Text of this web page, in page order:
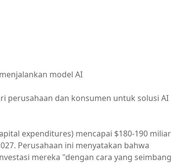
model AI
perusahaan dan konsumen untuk solusi AI
expenditures) mencapai $180-190 miliar
Perusahaan ini menyatakan bahwa
mereka "dengan cara yang seimbang